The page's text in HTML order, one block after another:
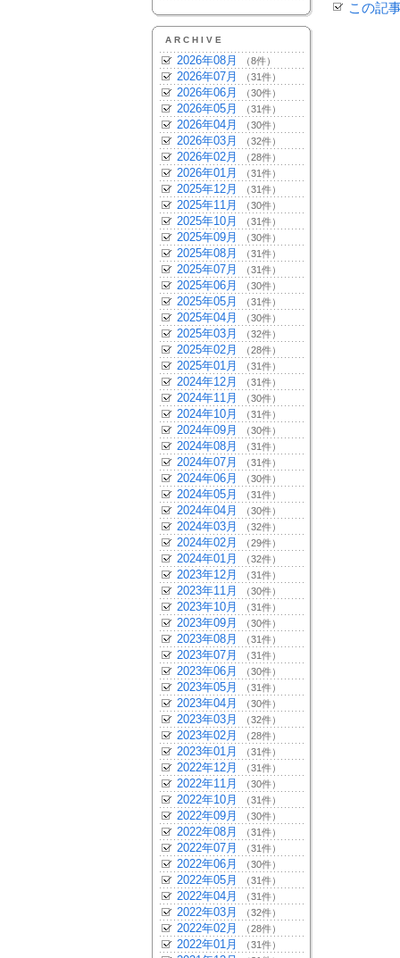
ARCHIVE
2026年08月 （8件）
2026年07月 （31件）
2026年06月 （30件）
2026年05月 （31件）
2026年04月 （30件）
2026年03月 （32件）
2026年02月 （28件）
2026年01月 （31件）
2025年12月 （31件）
2025年11月 （30件）
2025年10月 （31件）
2025年09月 （30件）
2025年08月 （31件）
2025年07月 （31件）
2025年06月 （30件）
2025年05月 （31件）
2025年04月 （30件）
2025年03月 （32件）
2025年02月 （28件）
2025年01月 （31件）
2024年12月 （31件）
2024年11月 （30件）
2024年10月 （31件）
2024年09月 （30件）
2024年08月 （31件）
2024年07月 （31件）
2024年06月 （30件）
2024年05月 （31件）
2024年04月 （30件）
2024年03月 （32件）
2024年02月 （29件）
2024年01月 （32件）
2023年12月 （31件）
2023年11月 （30件）
2023年10月 （31件）
2023年09月 （30件）
2023年08月 （31件）
2023年07月 （31件）
2023年06月 （30件）
2023年05月 （31件）
2023年04月 （30件）
2023年03月 （32件）
2023年02月 （28件）
2023年01月 （31件）
2022年12月 （31件）
2022年11月 （30件）
2022年10月 （31件）
2022年09月 （30件）
2022年08月 （31件）
2022年07月 （31件）
2022年06月 （30件）
2022年05月 （31件）
2022年04月 （31件）
2022年03月 （32件）
2022年02月 （28件）
2022年01月 （31件）
この記